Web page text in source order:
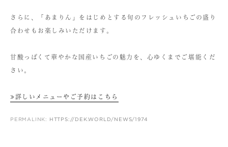
さらに、「あまりん」をはじめとする旬のフレッシュいちごの盛り
合わせもお楽しみいただけます。
甘酸っぱくて華やかな国産いちごの魅力を、心ゆくまでご堪能くだ
さい。
≫詳しいメニューやご予約はこちら
PERMALINK: HTTPS://DEK.WORLD/NEWS/1974